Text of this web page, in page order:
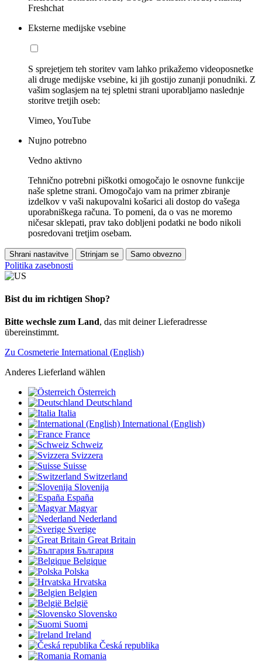
Freshchat
Eksterne medijske vsebine
S sprejetjem teh storitev vam lahko prikažemo videoposnetke
ali druge medijske vsebine, ki jih gostijo zunanji ponudniki. Z
vašim soglasjem na tej spletni strani uporabljamo naslednje
storitve tretjih oseb:
Vimeo, YouTube
Nujno potrebno
Vedno aktivno
Tehnično potrebni piškotki omogočajo le osnovne funkcije
naše spletne strani. Omogočajo vam na primer zbiranje
izdelkov v vaši nakupovalni košarici ali dostop do vašega
uporabniškega računa. To pomeni, da o vas ne moremo
ničesar sklepati, prav tako dobljeni podatki ne bodo nikoli
posredovani tretjim osebam.
Shrani nastavitve Strinjam se Samo obvezno
Politika zasebnosti
Bist du im richtigen Shop?
Bitte wechsle zum Land, das mit deiner Lieferadresse
übereinstimmt.
Zu Cosmeterie International (English)
Anderes Lieferland wählen
Österreich
Deutschland
Italia
International (English)
France
Schweiz
Svizzera
Suisse
Switzerland
Slovenija
España
Magyar
Nederland
Sverige
Great Britain
България
Belgique
Polska
Hrvatska
Belgien
België
Slovensko
Suomi
Ireland
Česká republika
Romania